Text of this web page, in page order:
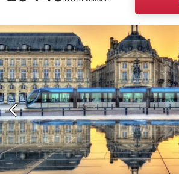
Image
description
is
missing
chevron_left